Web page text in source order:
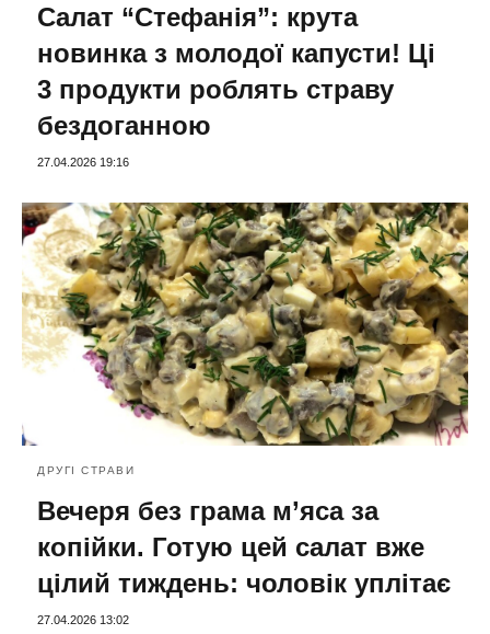
Салат “Стефанія”: крута
новинка з молодої капусти! Ці
3 продукти роблять страву
бездоганною
27.04.2026 19:16
ДРУГІ СТРАВИ
Вечеря без грама м’яса за
копійки. Готую цей салат вже
цілий тиждень: чоловік уплітає
27.04.2026 13:02